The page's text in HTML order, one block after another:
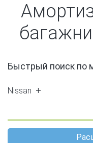
Быстрый поиск по
Nissan